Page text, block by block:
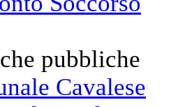
pubbliche
Cavalese